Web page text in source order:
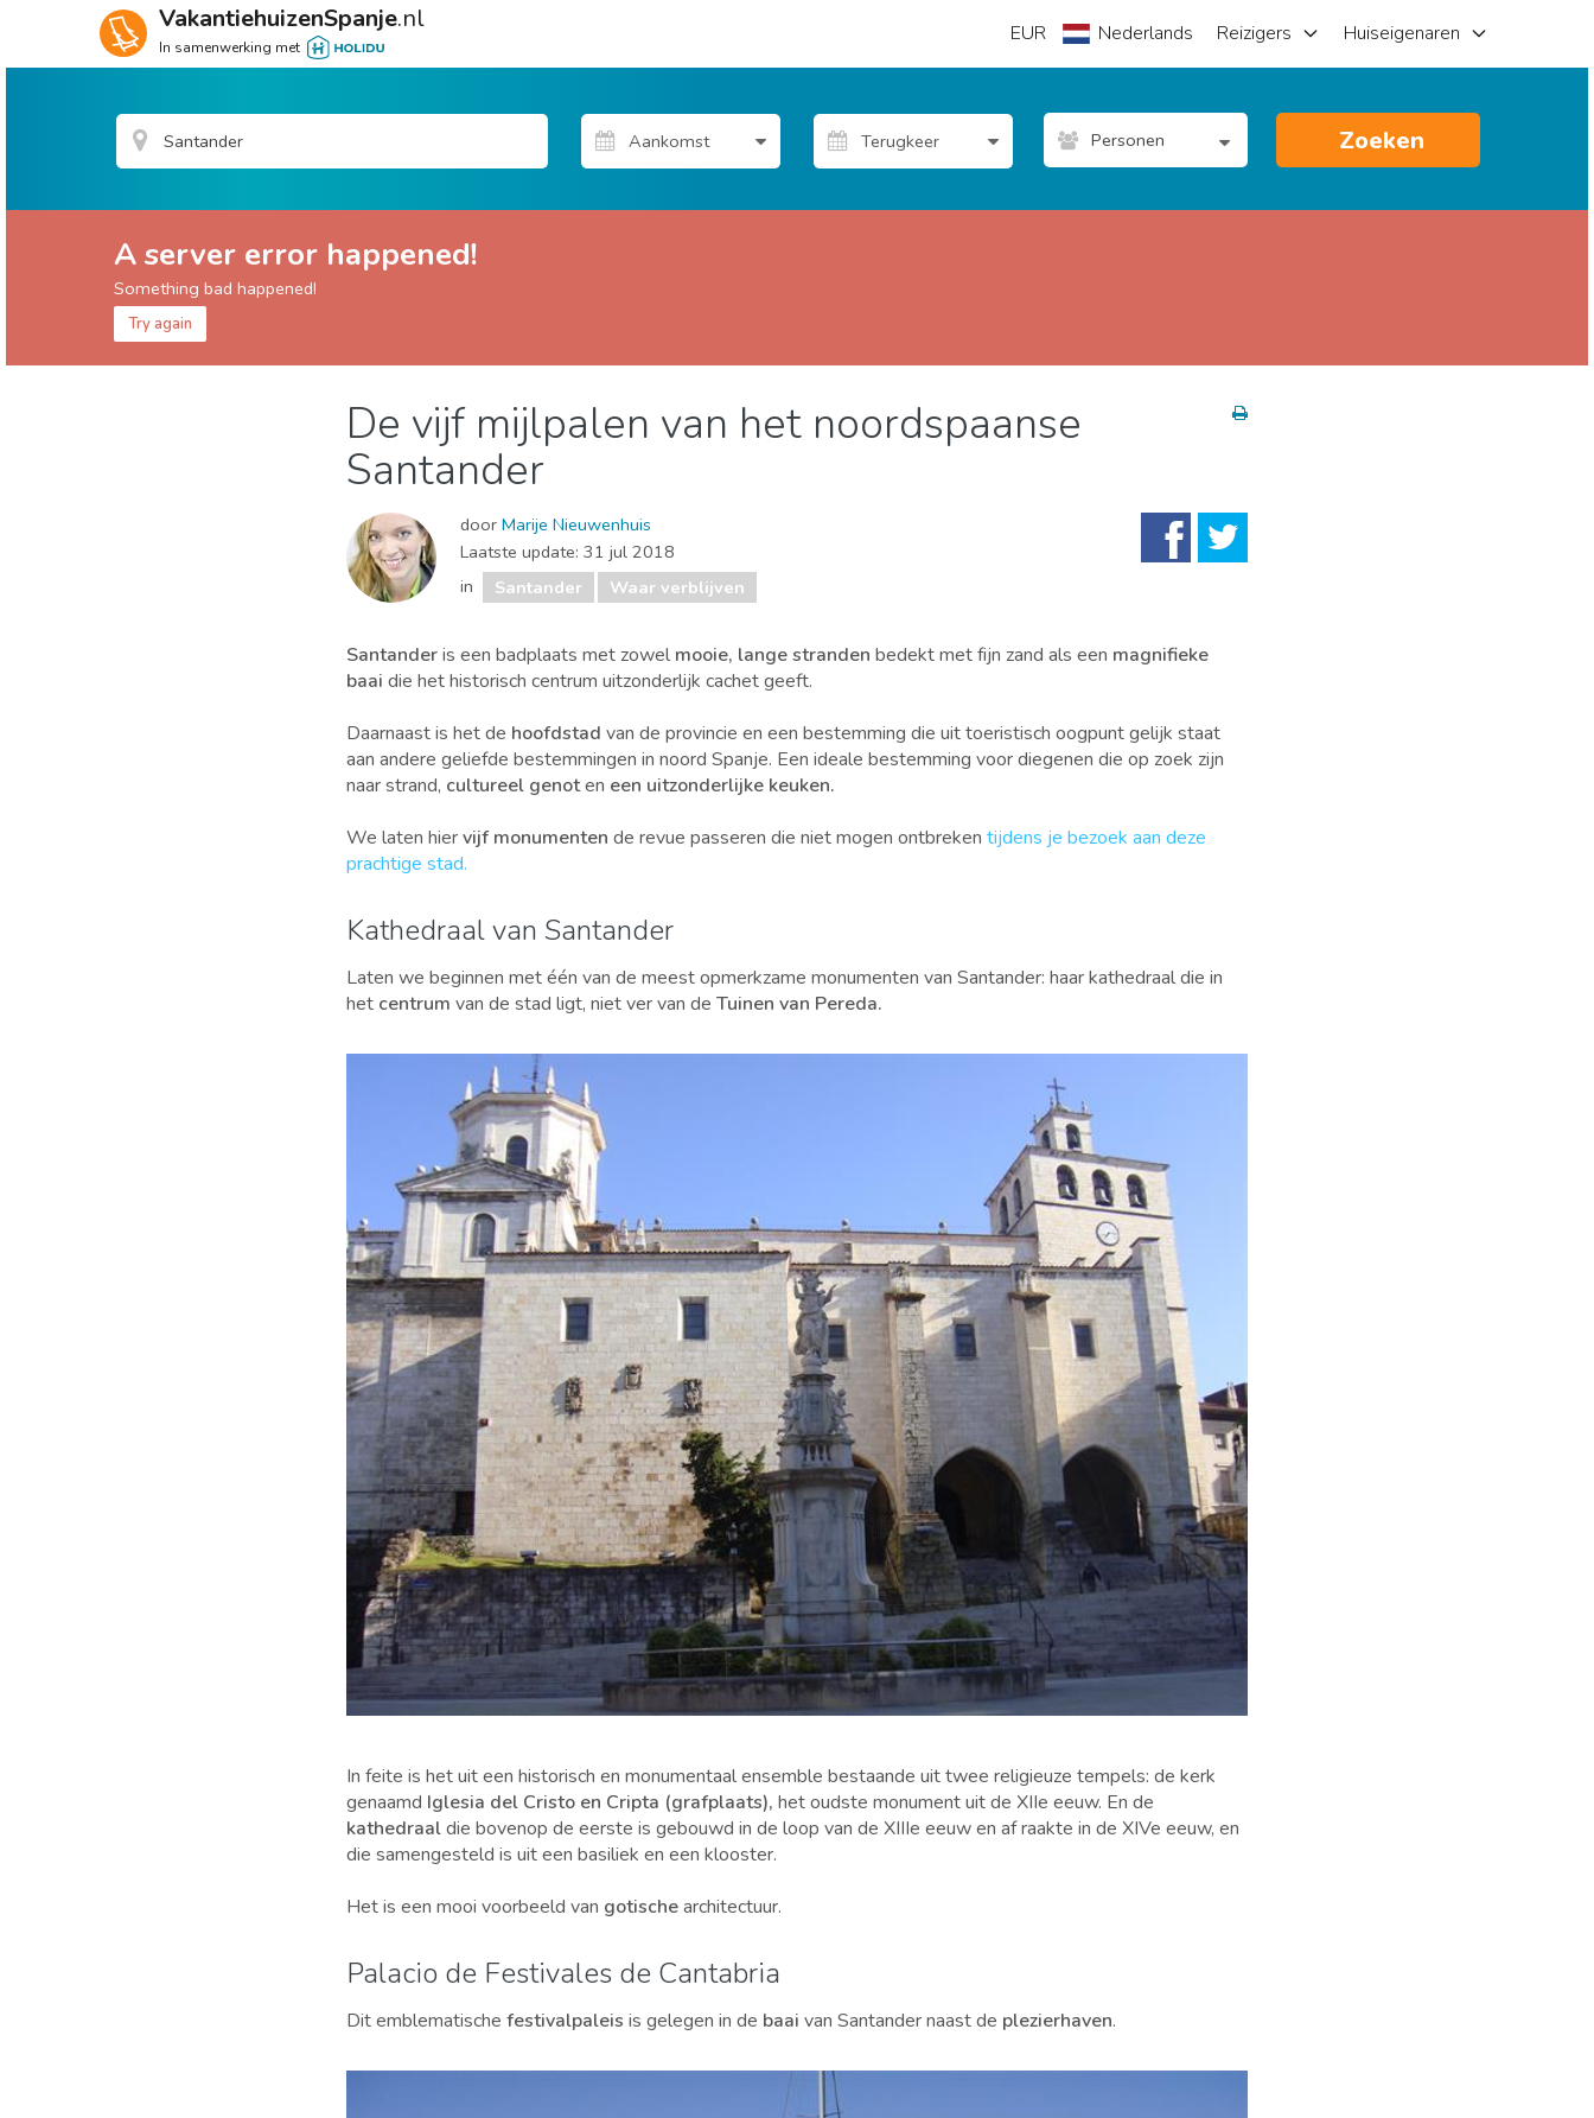
VakantiehuizenSpanje.nl
In samenwerking met
EUR Nederlands Reizigers Huiseigenaren
Personen Zoeken
A server error happened!
Something bad happened!
Try again
Stranden Waar verblijven
De vijf mijlpalen van het noordspaanse
Santander
door Marije Nieuwenhuis
Laatste update: 31 jul 2018
in
Santander Waar verblijven
Santanderis een badplaats met zowel mooie, lange stranden bedekt met fijn zand als een magnifieke
baai die het historisch centrum uitzonderlijk cachet geeft.
Daarnaast is het de hoofdstad van de provincie en een bestemming die uit toeristisch oogpunt gelijk staat
aan andere geliefde bestemmingen in noord Spanje. Een ideale bestemming voor diegenen die op zoek zijn
naar strand, cultureel genoten een uitzonderlijke keuken.
We laten hiervijf monumenten de revue passeren die niet mogen ontbreken tijdens je bezoek aan deze
prachtige stad.
Kathedraal van Santander
Laten we beginnen met één van de meest opmerkzame monumenten van Santander: haar kathedraal die in
het centrum van de stad ligt, niet ver van de Tuinen van Pereda.
In feite is het uit een historisch en monumentaal ensemble bestaande uit twee religieuze tempels: de kerk
genaamd Iglesia del Cristo en Cripta (grafplaats), het oudste monument uit de XIIe eeuw. En de
kathedraaldie bovenop de eerste is gebouwd in de loop van de XIIIe eeuw en af raakte in de XIVe eeuw, en
die samengesteld is uit een basiliek en een klooster.
Het is een mooi voorbeeld van gotischearchitectuur.
Palacio de Festivales de Cantabria
Dit emblematische festivalpaleis is gelegen in de baai van Santander naast de plezierhaven.